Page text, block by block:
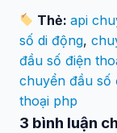
Thẻ:api
số di động,
đầu số điện
chuyển đầu số
thoại php
3 bình luận